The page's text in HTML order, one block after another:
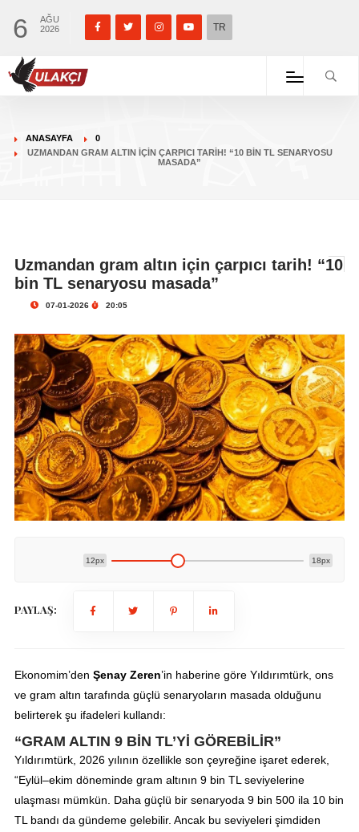
6
AĞU
2026
TR
ANASAYFA
0
UZMANDAN GRAM ALTIN IÇIN ÇARPICI TARIH! “10 BIN TL SENARYOSU
MASADA”
Uzmandan gram altın için çarpıcı tarih! “10
bin TL senaryosu masada”
07-01-2026 20:05
12px 18px
PAYLAŞ:
Ekonomim’den Şenay Zeren’in haberine göre Yıldırımtürk, ons
ve gram altın tarafında güçlü senaryoların masada olduğunu
belirterek şu ifadeleri kullandı:
“GRAM ALTIN 9 BİN TL’Yİ GÖREBİLİR”
Yıldırımtürk, 2026 yılının özellikle son çeyreğine işaret ederek,
“Eylül–ekim döneminde gram altının 9 bin TL seviyelerine
ulaşması mümkün. Daha güçlü bir senaryoda 9 bin 500 ila 10 bin
TL bandı da gündeme gelebilir. Ancak bu seviyeleri şimdiden